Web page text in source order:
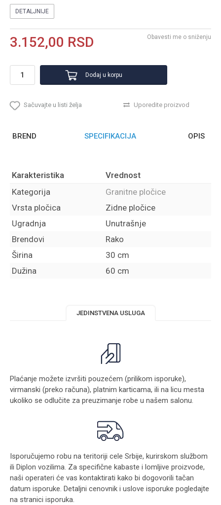
DETALJNIJE
3.152,00 RSD Obavesti me o sniženju
Dodaj u korpu
Sačuvajte u listi želja Uporedite proizvod
BREND SPECIFIKACIJA OPIS
Karakteristika
Vrednost
Kategorija
Granitne pločice
Vrsta pločica
Zidne pločice
Ugradnja
Unutrašnje
Brendovi
Rako
Širina
30 cm
Dužina
60 cm
JEDINSTVENA USLUGA
Plaćanje možete izvršiti pouzećem (prilikom isporuke),
virmanski (preko računa), platnim karticama, ili na licu mesta
ukoliko se odlučite za preuzimanje robe u našem salonu.
Isporučujemo robu na teritoriji cele Srbije, kurirskom službom
ili Diplon vozilima. Za specifične kabaste i lomljive proizvode,
naši operateri će vas kontaktirati kako bi dogovorili tačan
datum isporuke. Detaljni cenovnik i uslove isporuke pogledajte
na stranici isporuka.